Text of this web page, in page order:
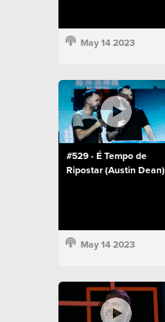
May 14 2023
#529 - É Tempo de
Ripostar (Austin Dean)
May 14 2023